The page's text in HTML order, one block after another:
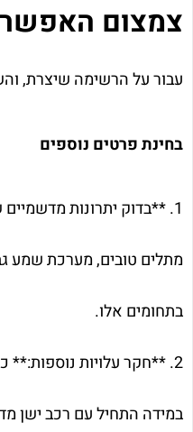
צמצום
עבור על הרשימה שיצרת,
בחינת פרטים נוספים
1. **בדוק יתרונות
מתלים טובים, מערכת שמע
בתחומים אלו.
2. **חקר עלויות נוספות:**
במידה התחיל עם רכב ישן